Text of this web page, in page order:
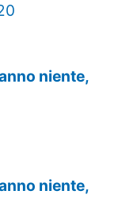
niente,
niente,